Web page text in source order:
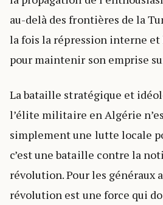
au-delà des frontières de la
la fois la répression interne
pour maintenir son emprise
La bataille stratégique et
l’élite militaire en Algérie
simplement une lutte locale
c’est une bataille contre la
révolution. Pour les généraux
révolution est une force qui